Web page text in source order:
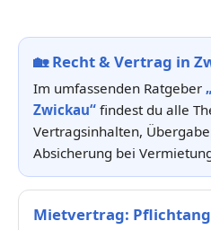
🏡Recht & Vertrag in
Im umfassenden Ratgeber
Zwickau“ findest du alle
Vertragsinhalten,
Absicherung bei
Mietvertrag: